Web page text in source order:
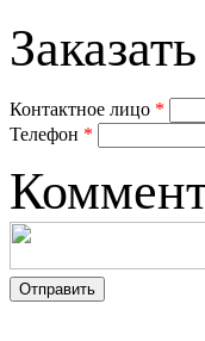
Контактное лицо *
Телефон *